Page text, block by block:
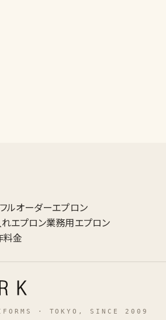
ルオーダーエプロン
エプロン業務用エプロン
料金
· TOKYO, SINCE 2009